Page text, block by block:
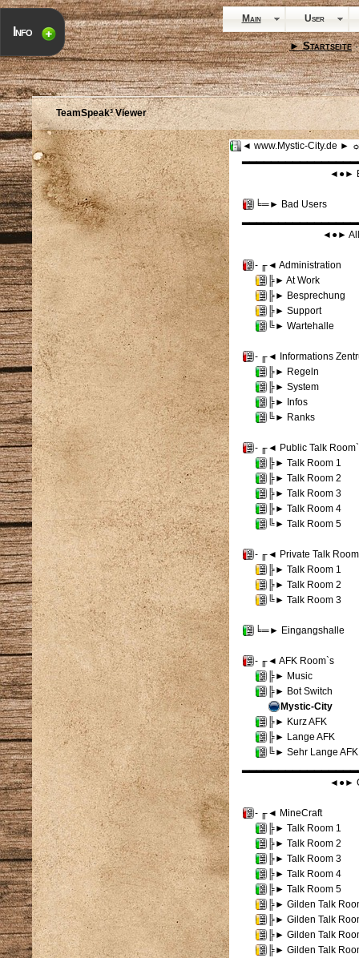
Main User
► Startseite ·
Info
TeamSpeak³ Viewer